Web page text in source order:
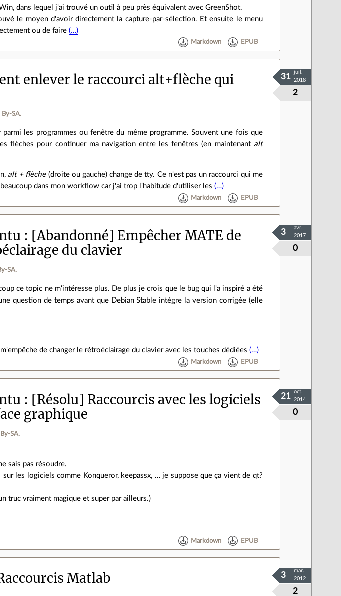
dans lequel j'ai trouvé un outil à peu près équivalent avec GreenShot.
le moyen d'avoir directement la capture-par-sélection. Et ensuite le menu
ou de faire(…)
Markdown EPUB
enlever le raccourci alt+flèche qui
By‑SA.
2
31
juil.
2018
les programmes ou fenêtre du même programme. Souvent une fois que
flèches pour continuer ma navigation entre les fenêtres (en maintenant alt
alt + flèche(droite ou gauche) change de tty. Ce n'est pas un raccourci qui me
dans mon workflow car j'ai trop l'habitude d'utiliser les(…)
Markdown EPUB
[Abandonné] Empêcher MATE de
du clavier
0
3
avr.
2017
ce topic ne m'intéresse plus. De plus je crois que le bug qui l'a inspiré a été
question de temps avant que Debian Stable intègre la version corrigée (elle
de changer le rétroéclairage du clavier avec les touches dédiées(…)
Markdown EPUB
[Résolu] Raccourcis avec les logiciels
graphique
0
21
oct.
2014
sais pas résoudre.
sur les logiciels comme Konqueror, keepassx, … je suppose que ça vient de qt?
truc vraiment magique et super par ailleurs.)
Markdown EPUB
Matlab
2
3
mar.
2012